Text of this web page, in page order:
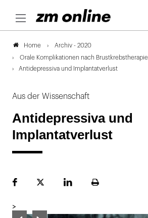
Home Archiv - 2020
Orale Komplikationen nach Brustkrebstherapie
Antidepressiva und Implantatverlust
Aus der Wissenschaft
Antidepressiva und
Implantatverlust
FacebookPlattformLinekdInSeite
>